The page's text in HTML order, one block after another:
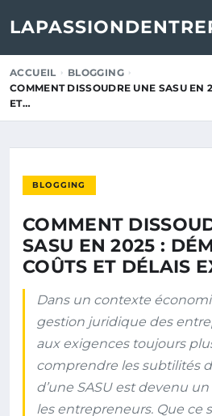
ACCUEIL
BLOGGING
COMMENT DISSOUDRE UNE SASU EN
ET…
BLOGGING
COMMENT
SASU EN 2025 :
COÛTS ET DÉLAIS
Dans un contexte
gestion juridique des
aux exigences toujours
comprendre les subtilités
d’une SASU est devenu
les entrepreneurs. Que ce